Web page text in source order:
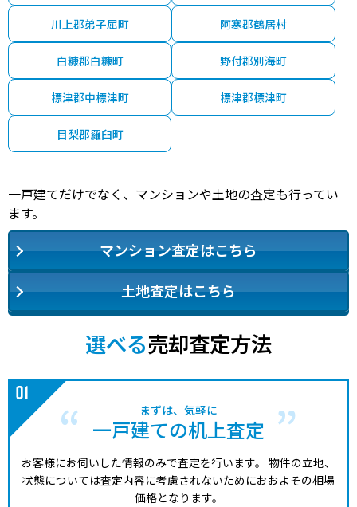
川上郡弟子屈町 阿寒郡鶴居村
白糠郡白糠町 野付郡別海町
標津郡中標津町 標津郡標津町
目梨郡羅臼町
一戸建てだけでなく、マンションや土地の査定も行ってい
ます。
マンション査定はこちら
土地査定はこちら
選べる売却査定方法
まずは、気軽に
一戸建ての机上査定
お客様にお伺いした情報のみで査定を行います。 物件の立地、
状態については査定内容に考慮されないためにおおよその相場
価格となります。